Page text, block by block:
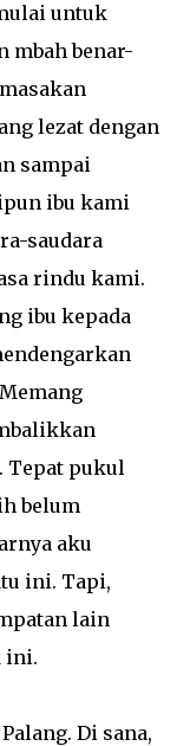
untuk
mbah benar-
lezat dengan
sampai
ibu kami
saudara
rindu kami.
ibu kepada
Tepat pukul
belum
aku
ini. Tapi,
lain
ini.
Di sana,